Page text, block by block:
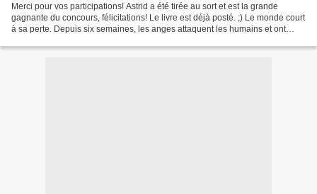
Merci pour vos participations! Astrid a été tirée au sort et est la grande
gagnante du concours, félicitations! Le livre est déjà posté. ;) Le monde court
à sa perte. Depuis six semaines, les anges attaquent les humains et ont